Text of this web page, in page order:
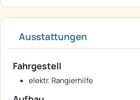
Ausstattungen
Fahrgestell
elektr. Rangierhilfe